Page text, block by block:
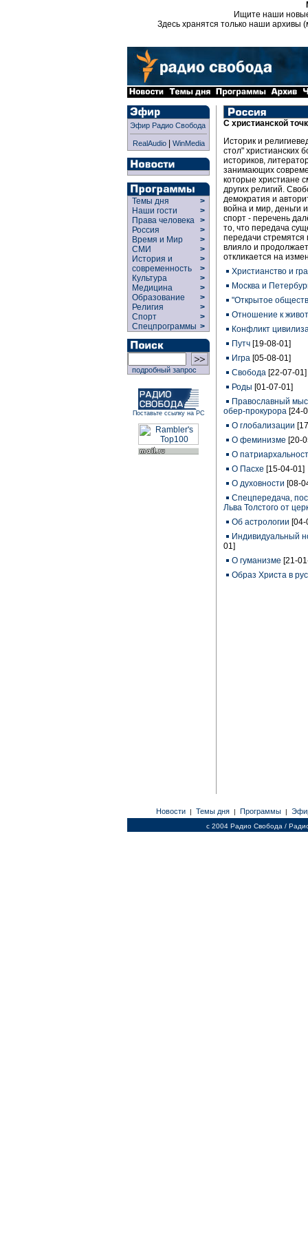
Ищите наши
Здесь хранятся только наши архивы
Эфир Радио Свобода
RealAudio| WinMedia
Темы дня
>
Наши гости
>
Права человека >
Россия
>
Время и Мир
>
СМИ
>
История и
современность
>
>
Культура
>
Медицина
>
Образование
>
Религия
>
Спорт
>
Спецпрограммы >
подробный запрос
Поставьте ссылку на РС
С христианской
Историк и
стол" христианских
историков,
занимающих
которые христиане
других религий.
демократия и
война и мир, деньги
спорт - перечень
то, что передача
передачи стремятся
влияло и
откликается на
Христианство и
Москва и
"Открытое
Отношение к
Конфликт
Путч [19-08-01]
Игра [05-08-01]
Свобода [22-07-01]
Роды [01-07-01]
Православный
обер-прокурора [24-
О глобализации
О феминизме [20-
О
О Пасхе [15-04-01]
О духовности [08-
Cпецпередача,
Льва Толстого от
Об астрологии
Индивидуальный
01]
О гуманизме [21-
Образ Христа в
Новости | Темы дня | Программы |
c 2004 Радио Свобода /